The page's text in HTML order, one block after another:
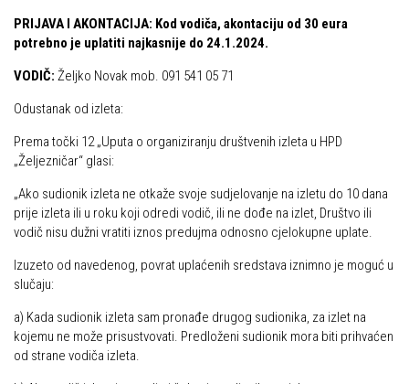
PRIJAVA I AKONTACIJA: Kod vodiča, akontaciju od 30 eura
potrebno je uplatiti najkasnije do 24.1.2024.
VODIČ: Željko Novak mob. 091 541 05 71
Odustanak od izleta:
Prema točki 12 „Uputa o organiziranju društvenih izleta u HPD
„Željezničar“ glasi:
„Ako sudionik izleta ne otkaže svoje sudjelovanje na izletu do 10 dana
prije izleta ili u roku koji odredi vodič, ili ne dođe na izlet, Društvo ili
vodič nisu dužni vratiti iznos predujma odnosno cjelokupne uplate.
Izuzeto od navedenog, povrat uplaćenih sredstava iznimno je moguć u
slučaju:
a) Kada sudionik izleta sam pronađe drugog sudionika, za izlet na
kojemu ne može prisustvovati. Predloženi sudionik mora biti prihvaćen
od strane vodiča izleta.